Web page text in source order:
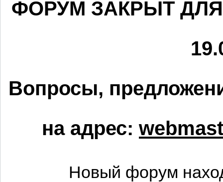
ФОРУМ ЗАКРЫТ
Вопросы,
на адрес:
Новый форум